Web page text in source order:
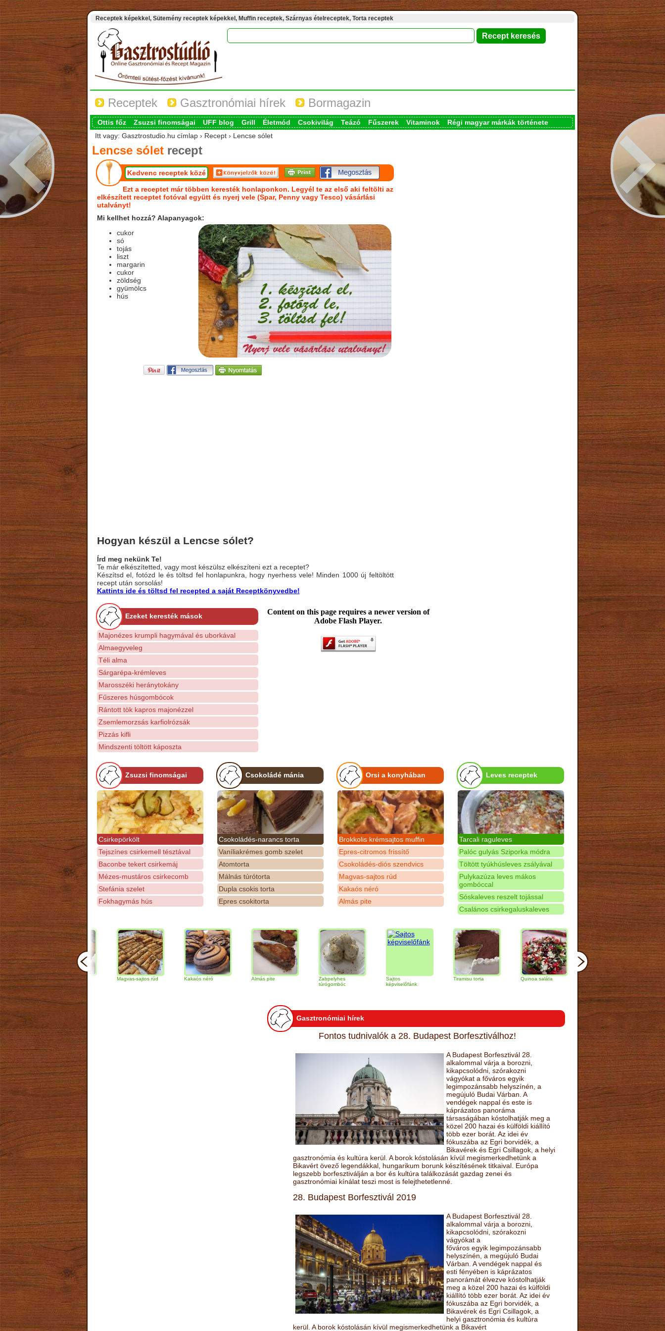
Receptek képekkel, Sütemény receptek képekkel, Muffin receptek, Szárnyas ételreceptek, Torta receptek
Receptek Gasztronómiai hírek Bormagazin
Ottis főz Zsuzsi finomságai UFF blog Grill Életmód Csokivilág Teázó Fűszerek Vitaminok
Régi magyar márkák története
Itt vagy: Gasztrostudio.hu címlap › Recept › Lencse sólet
Lencse sóletrecept
Kedvenc receptek közé
Ezt a receptet már többen keresték honlaponkon. Legyél te az első aki feltölti az
elkészített receptet fotóval együtt és nyerj vele (Spar, Penny vagy Tesco) vásárlási
utalványt!
Mi kellhet hozzá? Alapanyagok:
cukor
só
tojás
liszt
margarin
cukor
zöldség
gyümölcs
hús
Hogyan készül a Lencse sólet?
Írd meg nekünk Te!
Te már elkészítetted, vagy most készülsz elkészíteni ezt a receptet?
Készítsd el, fotózd le és töltsd fel honlapunkra, hogy nyerhess vele! Minden 1000 új feltöltött
recept után sorsolás!
Kattints ide és töltsd fel recepted a saját Receptkönyvedbe!
Ezeket keresték mások
Majonézes krumpli hagymával és uborkával
Almaegyveleg
Téli alma
Sárgarépa-krémleves
Marosszéki heránytokány
Fűszeres húsgombócok
Rántott tök kapros majonézzel
Zsemlemorzsás karfiolrózsák
Pizzás kifli
Mindszenti töltött káposzta
Content on this page requires a newer version of
Adobe Flash Player.
Zsuzsi finomságai
Csirkepörkölt
Tejszínes csirkemell tésztával
Baconbe tekert csirkemáj
Mézes-mustáros csirkecomb
Stefánia szelet
Fokhagymás hús
Csokoládé mánia
Csokoládés-narancs torta
Vaníliakrémes gomb szelet
Atomtorta
Málnás túrótorta
Dupla csokis torta
Epres csokitorta
Orsi a konyhában
Brokkolis krémsajtos muffin
Epres-citromos frissítő
Csokoládés-diós szendvics
Magvas-sajtos rúd
Kakaós néró
Almás pite
Leves receptek
Tarcali raguleves
Palóc gulyás Sziporka módra
Töltött tyúkhúsleves zsályával
Pulykazúza leves mákos
gombóccal
Sóskaleves reszelt tojással
Csalános csirkegaluskaleves
Csokoládés-diós
szendvics
Magvas-sajtos rúd Kakaós néró Almás pite
Zabpelyhes
túrógombóc
képviselőfánk
Tiramisu torta Quinoa saláta Mandulás kifli
narancs torta
Gasztronómiai hírek
Fontos tudnivalók a 28. Budapest Borfesztiválhoz!
A Budapest Borfesztivál 28.
alkalommal várja a borozni,
kikapcsolódni, szórakozni
vágyókat a főváros egyik
legimpozánsabb helyszínén, a
megújuló Budai Várban. A
vendégek nappal és este is
káprázatos panoráma
társaságában kóstolhatják meg a
közel 200 hazai és külföldi kiállító
több ezer borát. Az idei év
fókuszába az Egri borvidék, a
Bikavérek és Egri Csillagok, a helyi
gasztronómia és kultúra kerül. A borok kóstolásán kívül megismerkedhetünk a
Bikavért övező legendákkal, hungarikum borunk készítésének titkaival. Európa
legszebb borfesztiválján a bor és kultúra találkozását gazdag zenei és
gasztronómiai kínálat teszi most is felejthetetlenné.
28. Budapest Borfesztivál 2019
A Budapest Borfesztivál 28.
alkalommal várja a borozni,
kikapcsolódni, szórakozni
vágyókat a
főváros egyik legimpozánsabb
helyszínén, a megújuló Budai
Várban. A vendégek nappal és
esti fényében is káprázatos
panorámát élvezve kóstolhatják
meg a közel 200 hazai és külföldi
kiállító több ezer borát. Az idei év
fókuszába az Egri borvidék, a
Bikavérek és Egri Csillagok, a
helyi gasztronómia és kultúra
kerül. A borok kóstolásán kívül megismerkedhetünk a Bikavért